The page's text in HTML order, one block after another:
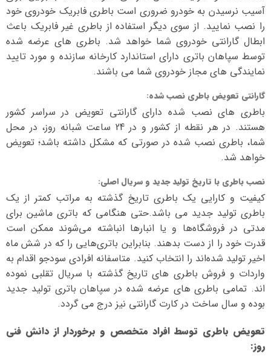
آسیب نرسیدن به خودرو ضروری است باطری فابریک خودروی خود
را نصب نمایید. از سوی دیگر استفاده از باطری غیر فابریک باعث
ابطال گارانتی خودروی شما خواهد شد. باطری های عرضه شده
توسط سپاهان باتری دارای استاندارد کارخانه سازنده و مورد تایید
نمایندگی های مجاز خودروی شما می باشند.
گارانتی تعویض باطری نصب شده:
باطری های نصب شده دارای گارانتی تعویض در سراسر کشور
هستند. در هر نقطه از کشور و در 24 ساعت شبانه روز، در محل
شما، باطری نصب شده در صورتی که مشکل داشته باشد؛ تعویض
خواهد شد.
نصب باطری با تاریخ تولید جدید و سریال اصلی:
کیفیت و کارایی یک باطری تاریخ گذشته به مراتب کمتر از یک
باطری تولید جدید می باشد.حتی هنگامی که باتری ماشین برای
مدتی در فروشگاه‌ها و یا انبارها انباشته می‌شوند ممکن است
قدرت خود را از دست بدهند. بنابراین باتری‌هایی را که در شش ماه
اخیر تولید شده‌اند را انتخاب کنید. متاسفانه افرادی سودجو اقدام به
واردات و فروش باطری های تاریخ گذشته با سریال تقلبی نموده
اند. تمامی باطری های عرضه شده در سپاهان باتری تولید جدید
بوده و سال ساخت در کارت گارانتی نیز درج می گردد.
تعویض باطری توسط افراد متخصص و برخوردار از دانش فنی
روز: